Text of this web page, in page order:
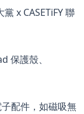
x CASETiFY 聯
保護殼、
配件，如磁吸無